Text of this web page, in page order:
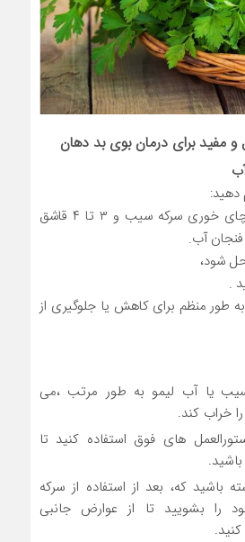
مفید برای درمان بوی بد دهان
دهید:
مخلوط ۲ تا ۳ قاشق چای خوری سرکه سیب و ۳ تا ۴ قاشق
آب.
شود،
.
طور منظم برای کاهش یا جلوگیری از
سیب یا آب لیمو به طور مرتب ،می
خراب کند.
های فوق استفاده کنید تا
باشید.
باشید که، بعد از استفاده از سرکه
را بشویید تا از عوارض جانبی